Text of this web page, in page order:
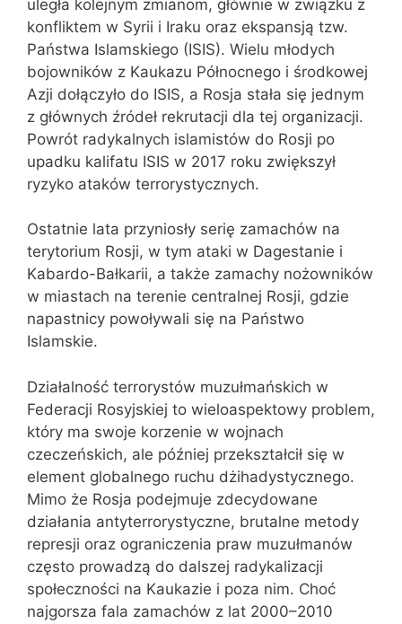
uległa kolejnym zmianom, głównie w związku z
konfliktem w Syrii i Iraku oraz ekspansją tzw.
Państwa Islamskiego (ISIS). Wielu młodych
bojowników z Kaukazu Północnego i środkowej
Azji dołączyło do ISIS, a Rosja stała się jednym
z głównych źródeł rekrutacji dla tej organizacji.
Powrót radykalnych islamistów do Rosji po
upadku kalifatu ISIS w 2017 roku zwiększył
ryzyko ataków terrorystycznych.
Ostatnie lata przyniosły serię zamachów na
terytorium Rosji, w tym ataki w Dagestanie i
Kabardo-Bałkarii, a także zamachy nożowników
w miastach na terenie centralnej Rosji, gdzie
napastnicy powoływali się na Państwo
Islamskie.
Działalność terrorystów muzułmańskich w
Federacji Rosyjskiej to wieloaspektowy problem,
który ma swoje korzenie w wojnach
czeczeńskich, ale później przekształcił się w
element globalnego ruchu dżihadystycznego.
Mimo że Rosja podejmuje zdecydowane
działania antyterrorystyczne, brutalne metody
represji oraz ograniczenia praw muzułmanów
często prowadzą do dalszej radykalizacji
społeczności na Kaukazie i poza nim. Choć
najgorsza fala zamachów z lat 2000–2010